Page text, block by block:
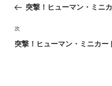
ビ
ゲ
去
投
稿
突撃！ヒューマン・ミニ
次
の
次
突撃！ヒューマン・ミニカー